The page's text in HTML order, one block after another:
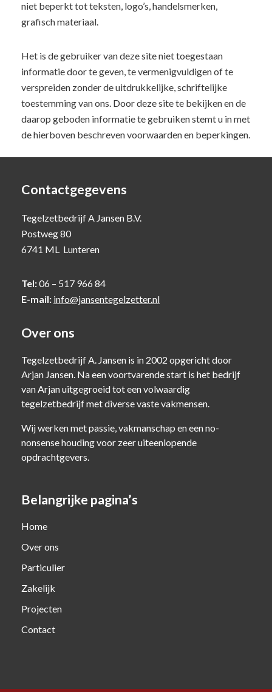
niet beperkt tot teksten, logo’s, handelsmerken,
grafisch materiaal.
Het is de gebruiker van deze site niet toegestaan
informatie door te geven, te vermenigvuldigen of te
verspreiden zonder de uitdrukkelijke, schriftelijke
toestemming van ons. Door deze site te bekijken en de
daarop geboden informatie te gebruiken stemt u in met
de hierboven beschreven voorwaarden en beperkingen.
Contactgegevens
Tegelzetbedrijf A Jansen B.V.
Postweg 80
6741 ML Lunteren
Tel:06 – 517 966 84
E-mail: info@jansentegelzetter.nl
Over ons
Tegelzetbedrijf A. Jansen is in 2002 opgericht door
Arjan Jansen. Na een voortvarende start is het bedrijf
van Arjan uitgegroeid tot een volwaardig
tegelzetbedrijf met diverse vaste vakmensen.
Wij werken met passie, vakmanschap en een no-
nonsense houding voor zeer uiteenlopende
opdrachtgevers.
Belangrijke pagina’s
Home
Over ons
Particulier
Zakelijk
Projecten
Contact